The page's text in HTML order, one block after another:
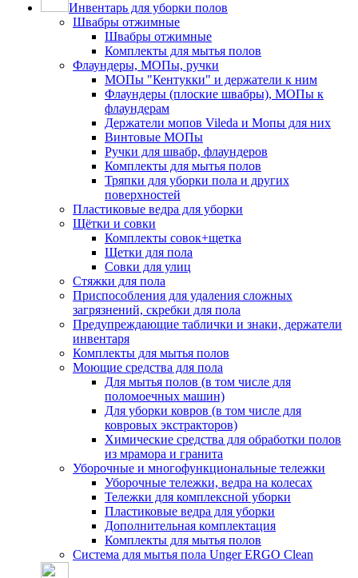
Инвентарь для уборки полов
Швабры отжимные
Швабры отжимные
Комплекты для мытья полов
Флаундеры, МОПы, ручки
МОПы "Кентукки" и держатели к ним
Флаундеры (плоские швабры), МОПы к
флаундерам
Держатели мопов Vileda и Мопы для них
Винтовые МОПы
Ручки для швабр, флаундеров
Комплекты для мытья полов
Тряпки для уборки пола и других
поверхностей
Пластиковые ведра для уборки
Щётки и совки
Комплекты совок+щетка
Щетки для пола
Совки для улиц
Стяжки для пола
Приспособления для удаления сложных
загрязнений, скребки для пола
Предупреждающие таблички и знаки, держатели
инвентаря
Комплекты для мытья полов
Моющие средства для пола
Для мытья полов (в том числе для
поломоечных машин)
Для уборки ковров (в том числе для
ковровых экстракторов)
Химические средства для обработки полов
из мрамора и гранита
Уборочные и многофункциональные тележки
Уборочные тележки, ведра на колесах
Тележки для комплексной уборки
Пластиковые ведра для уборки
Дополнительная комплектация
Комплекты для мытья полов
Система для мытья пола Unger ERGO Clean